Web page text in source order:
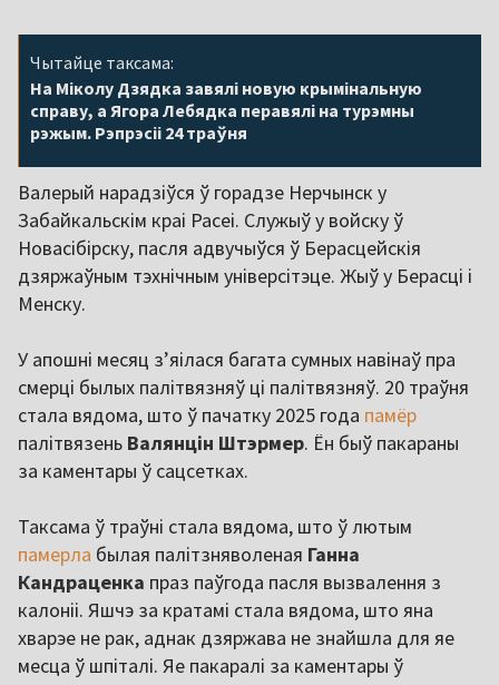
Чытайце таксама:
На Міколу Дзядка завялі новую крымінальную
справу, а Ягора Лебядка перавялі на турэмны
рэжым. Рэпрэсіі 24 траўня
Валерый нарадзіўся ў горадзе Нерчынск у
Забайкальскім краі Расеі. Служыў у войску ў
Новасібірску, пасля адвучыўся ў Берасцейскія
дзяржаўным тэхнічным універсітэце. Жыў у Берасці і
Менску.
У апошні месяц з’яілася багата сумных навінаў пра
смерці былых палітвязняў ці палітвязняў. 20 траўня
стала вядома, што ў пачатку 2025 года памёр
палітвязень Валянцін Штэрмер. Ён быў пакараны
за каментары ў сацсетках.
Таксама ў траўні стала вядома, што ў лютым
памерла былая палітзняволеная Ганна
Кандраценка праз паўгода пасля вызвалення з
калоніі. Яшчэ за кратамі стала вядома, што яна
хварэе не рак, аднак дзяржава не знайшла для яе
месца ў шпіталі. Яе пакаралі за каментары ў